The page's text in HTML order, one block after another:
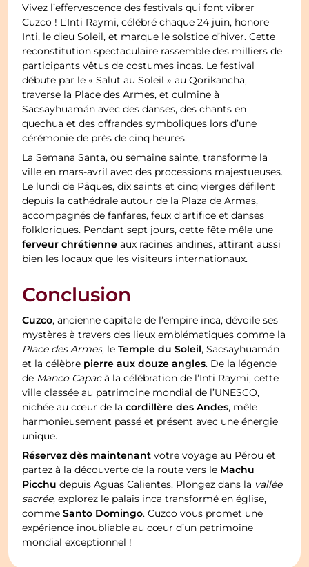
Vivez l’effervescence des festivals qui font vibrer
Cuzco ! L’Inti Raymi, célébré chaque 24 juin, honore
Inti, le dieu Soleil, et marque le solstice d’hiver. Cette
reconstitution spectaculaire rassemble des milliers de
participants vêtus de costumes incas. Le festival
débute par le « Salut au Soleil » au Qorikancha,
traverse la Place des Armes, et culmine à
Sacsayhuamán avec des danses, des chants en
quechua et des offrandes symboliques lors d’une
cérémonie de près de cinq heures.
La Semana Santa, ou semaine sainte, transforme la
ville en mars-avril avec des processions majestueuses.
Le lundi de Pâques, dix saints et cinq vierges défilent
depuis la cathédrale autour de la Plaza de Armas,
accompagnés de fanfares, feux d’artifice et danses
folkloriques. Pendant sept jours, cette fête mêle une
ferveur chrétienne aux racines andines, attirant aussi
bien les locaux que les visiteurs internationaux.
Conclusion
Cuzco, ancienne capitale de l’empire inca, dévoile ses
mystères à travers des lieux emblématiques comme la
Place des Armes, leTemple du Soleil, Sacsayhuamán
et la célèbre pierre aux douze angles. De la légende
de Manco Capacà la célébration de l’Inti Raymi, cette
ville classée au patrimoine mondial de l’UNESCO,
nichée au cœur de lacordillère des Andes, mêle
harmonieusement passé et présent avec une énergie
unique.
Réservez dès maintenant votre voyage au Pérou et
partez à la découverte de la route vers le Machu
Picchu depuis Aguas Calientes. Plongez dans la vallée
sacrée, explorez le palais inca transformé en église,
commeSanto Domingo. Cuzco vous promet une
expérience inoubliable au cœur d’un patrimoine
mondial exceptionnel !